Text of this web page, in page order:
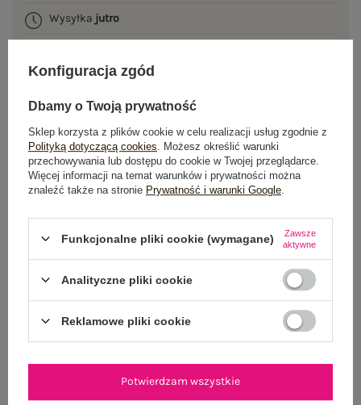
Wysyłka jutro
GŁÓWNE PARAMETRY
WYSYŁKA I DOSTAWA
ZWROTY I REKLAMACJE
OSTATNIO OGLĄDANE
Zobacz wszystko
Konfiguracja zgód
Dbamy o Twoją prywatność
Sklep korzysta z plików cookie w celu realizacji usług zgodnie z
Polityką dotyczącą cookies . Możesz określić warunki
przechowywania lub dostępu do cookie w Twojej przeglądarce.
Więcej informacji na temat warunków i prywatności można
znaleźć także na stronie Prywatność i warunki Google
Funkcjonalne pliki cookie (wymagane)
Zawsze
aktywne
Analityczne pliki cookie
Reklamowe pliki cookie
Potwierdzam wszystkie